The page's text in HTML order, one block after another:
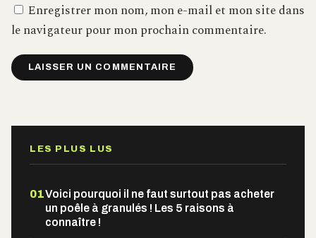
Enregistrer mon nom, mon e-mail et mon site dans
le navigateur pour mon prochain commentaire.
LES PLUS LUS
01Voici pourquoi il ne faut surtout pas acheter
un poêle à granulés ! Les 5 raisons à
connaître !